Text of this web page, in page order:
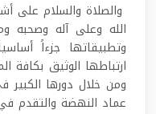
والصلاة والسلام على
الله وعلى آله وصحبه
وتطبيقاتها جزءاً
ارتباطها الوثيق بكافة
ومن خلال دورها الكبير
عماد النهضة والتقدم